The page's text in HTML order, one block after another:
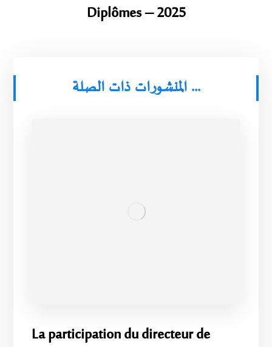
Diplômes – 2025
المنشورات ذات الصلة ...
La participation du directeur de